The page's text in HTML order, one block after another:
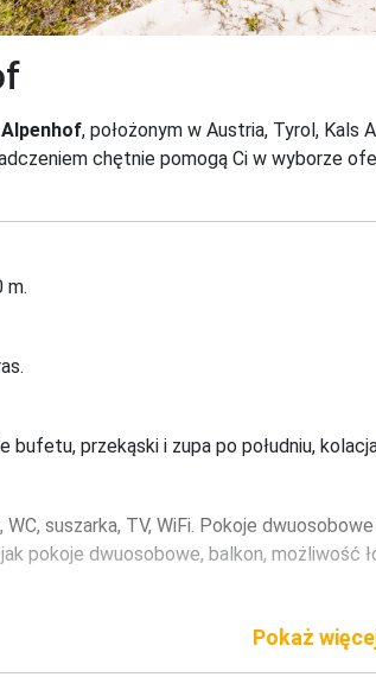
Alpenhof, położonym w Austria, Tyrol, Kals
chętnie pomogą Ci w wyborze
m.
bufetu, przekąski i zupa po południu,
WC, suszarka, TV, WiFi. Pokoje
pokoje dwuosobowe, balkon,